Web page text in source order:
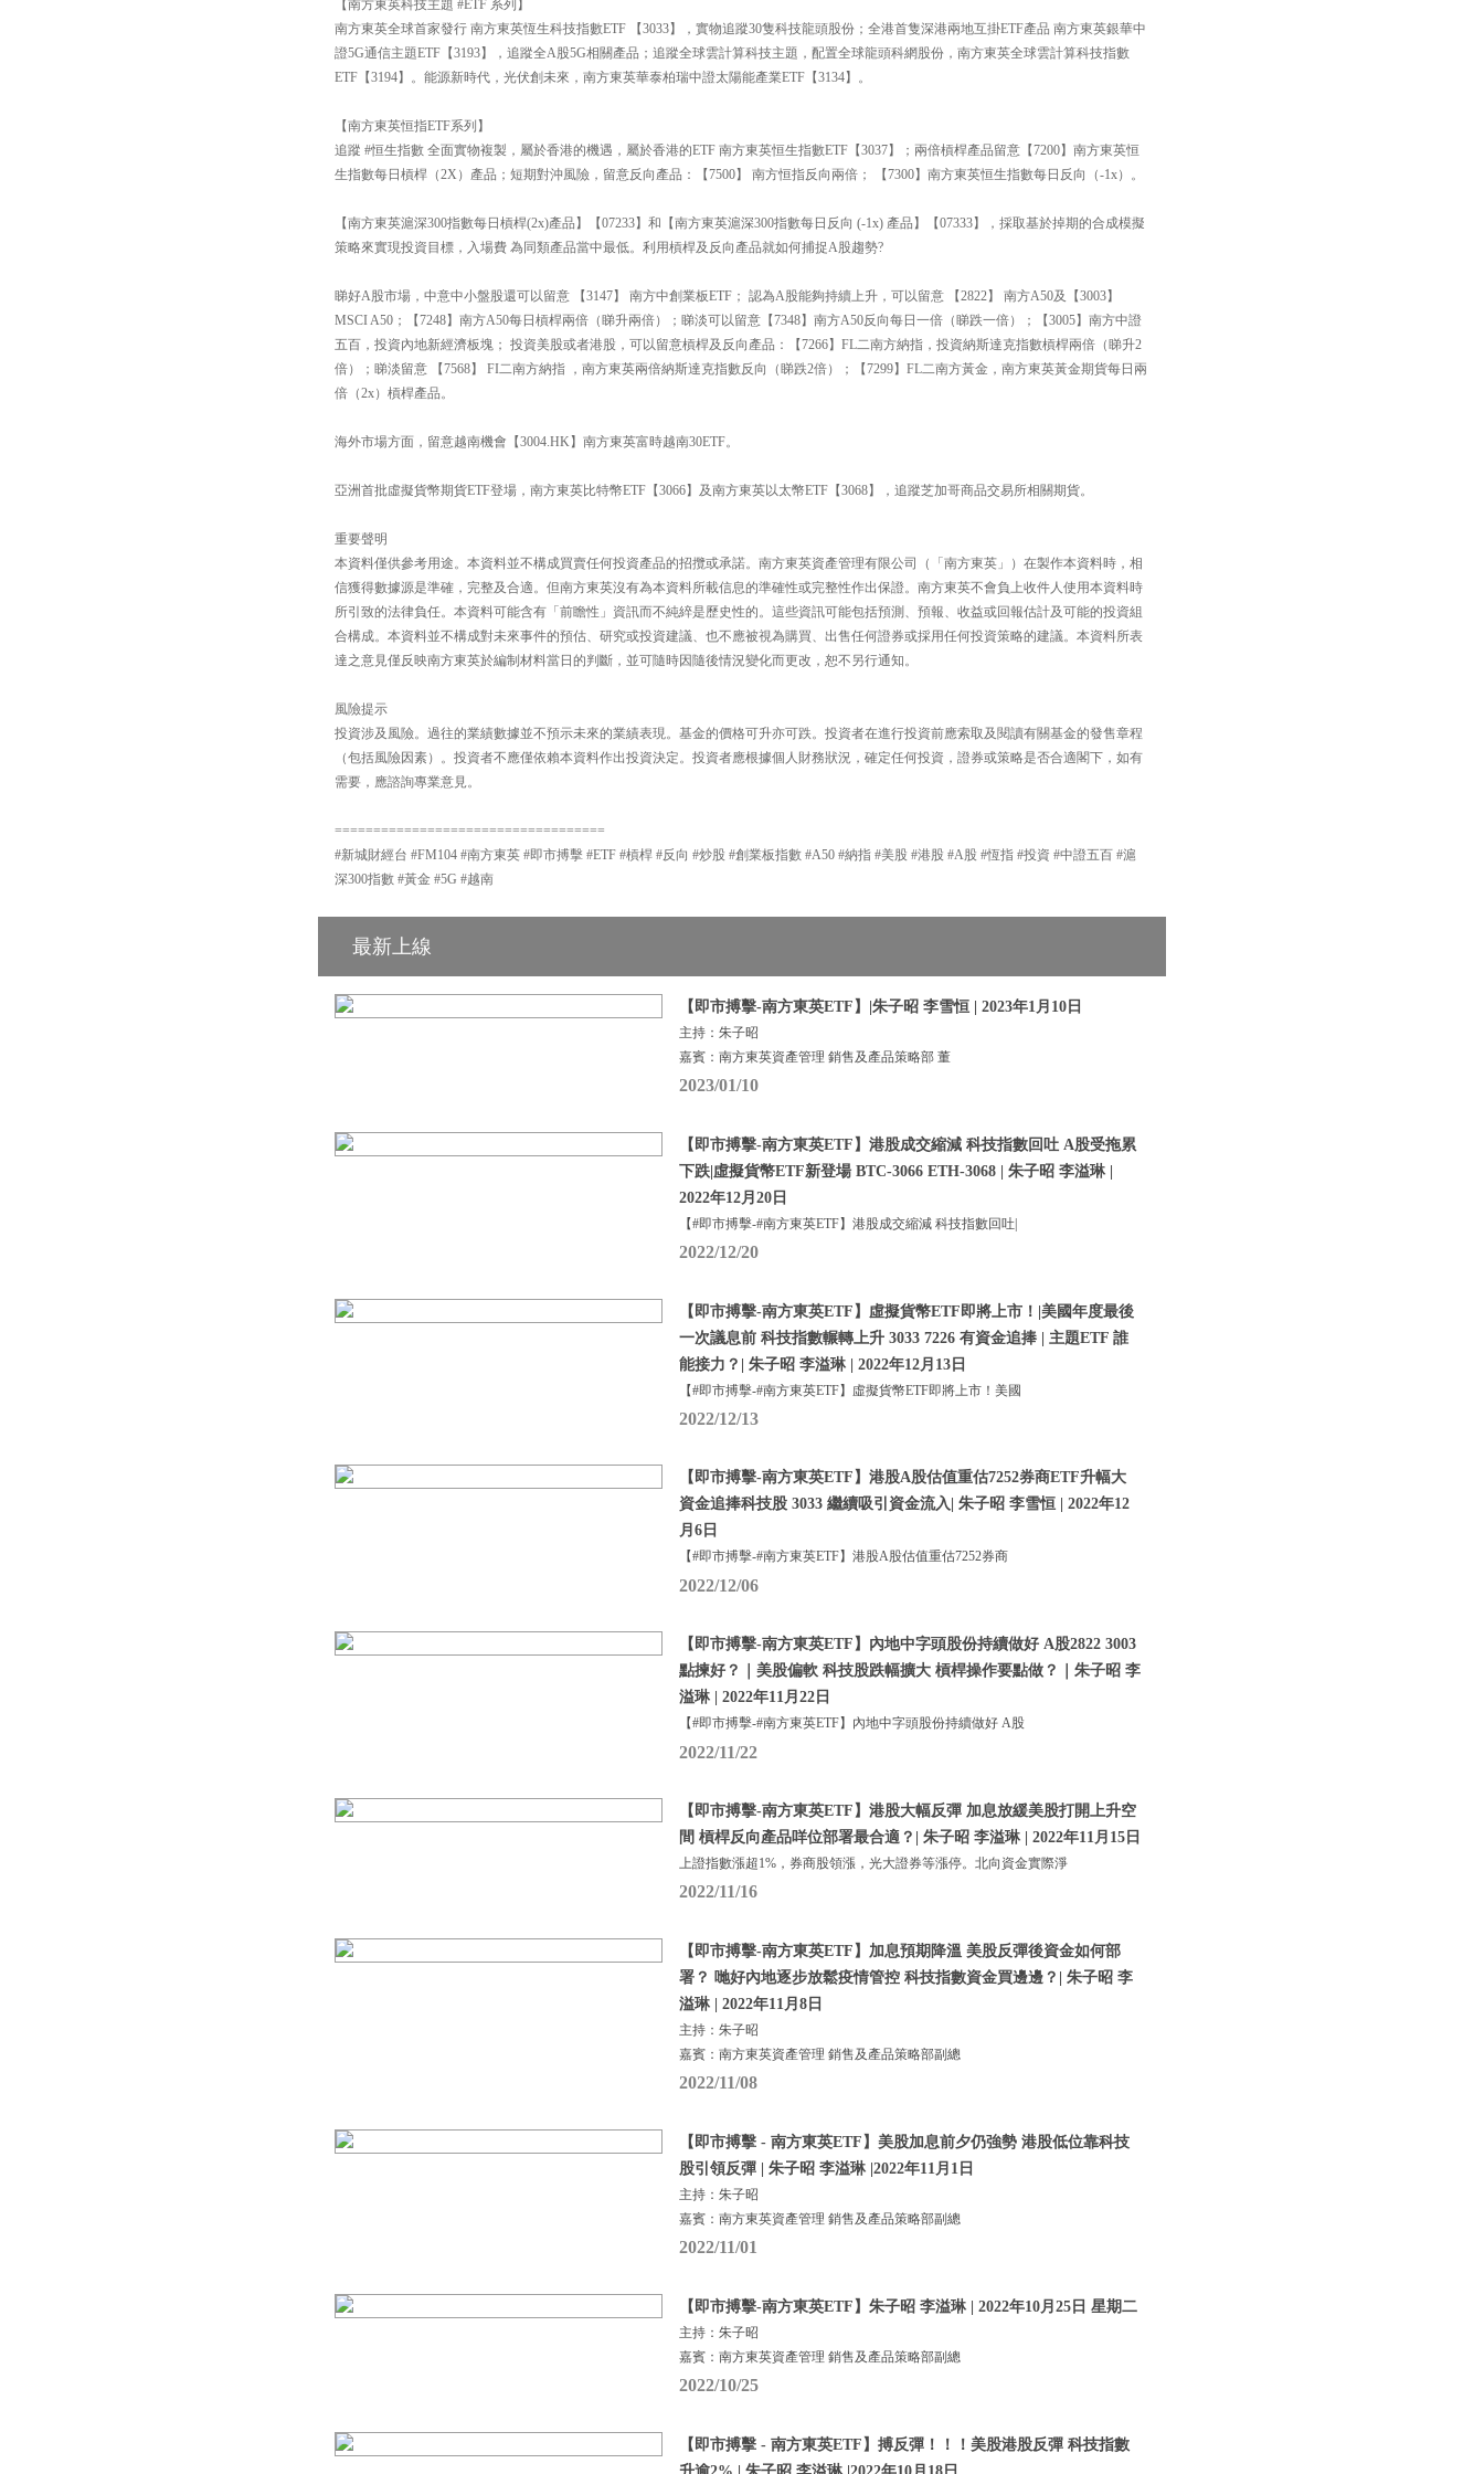
【南方東英科技主題 #ETF 系列】
南方東英全球首家發行 南方東英恆生科技指數ETF 【3033】，實物追蹤30隻科技龍頭股份；全港首隻深港兩地互掛ETF產品 南方東英銀華中
證5G通信主題ETF【3193】，追蹤全A股5G相關產品；追蹤全球雲計算科技主題，配置全球龍頭科網股份，南方東英全球雲計算科技指數
ETF【3194】。能源新時代，光伏創未來，南方東英華泰柏瑞中證太陽能產業ETF【3134】。
【南方東英恒指ETF系列】
追蹤 #恒生指數 全面實物複製，屬於香港的機遇，屬於香港的ETF 南方東英恒生指數ETF【3037】；兩倍槓桿產品留意【7200】南方東英恒
生指數每日槓桿（2X）產品；短期對沖風險，留意反向產品：【7500】 南方恒指反向兩倍； 【7300】南方東英恒生指數每日反向（-1x）。
【南方東英滬深300指數每日槓桿(2x)產品】【07233】和【南方東英滬深300指數每日反向 (-1x) 產品】【07333】，採取基於掉期的合成模擬
策略來實現投資目標，入場費 為同類產品當中最低。利用槓桿及反向產品就如何捕捉A股趨勢?
睇好A股市場，中意中小盤股還可以留意 【3147】 南方中創業板ETF； 認為A股能夠持續上升，可以留意 【2822】 南方A50及【3003】
MSCI A50；【7248】南方A50每日槓桿兩倍（睇升兩倍）；睇淡可以留意【7348】南方A50反向每日一倍（睇跌一倍）；【3005】南方中證
五百，投資內地新經濟板塊； 投資美股或者港股，可以留意槓桿及反向產品：【7266】FL二南方納指，投資納斯達克指數槓桿兩倍（睇升2
倍）；睇淡留意 【7568】 FI二南方納指 ，南方東英兩倍納斯達克指數反向（睇跌2倍）；【7299】FL二南方黃金，南方東英黃金期貨每日兩
倍（2x）槓桿產品。
海外市場方面，留意越南機會【3004.HK】南方東英富時越南30ETF。
亞洲首批虛擬貨幣期貨ETF登場，南方東英比特幣ETF【3066】及南方東英以太幣ETF【3068】，追蹤芝加哥商品交易所相關期貨。
重要聲明
本資料僅供參考用途。本資料並不構成買賣任何投資產品的招攬或承諾。南方東英資產管理有限公司（「南方東英」）在製作本資料時，相
信獲得數據源是準確，完整及合適。但南方東英沒有為本資料所載信息的準確性或完整性作出保證。南方東英不會負上收件人使用本資料時
所引致的法律負任。本資料可能含有「前瞻性」資訊而不純綷是歷史性的。這些資訊可能包括預測、預報、收益或回報估計及可能的投資組
合構成。本資料並不構成對未來事件的預估、研究或投資建議、也不應被視為購買、出售任何證券或採用任何投資策略的建議。本資料所表
達之意見僅反映南方東英於編制材料當日的判斷，並可隨時因隨後情況變化而更改，恕不另行通知。
風險提示
投資涉及風險。過往的業績數據並不預示未來的業績表現。基金的價格可升亦可跌。投資者在進行投資前應索取及閱讀有關基金的發售章程
（包括風險因素）。投資者不應僅依賴本資料作出投資決定。投資者應根據個人財務狀況，確定任何投資，證券或策略是否合適閣下，如有
需要，應諮詢專業意見。
===================================
#新城財經台 #FM104 #南方東英 #即市搏擊 #ETF #槓桿 #反向 #炒股 #創業板指數 #A50 #納指 #美股 #港股 #A股 #恆指 #投資 #中證五百 #滬
深300指數 #黃金 #5G #越南
最新上線
【即市搏擊-南方東英ETF】|朱子昭 李雪恒 | 2023年1月10日
主持：朱子昭
嘉賓：南方東英資產管理 銷售及產品策略部 董
2023/01/10
【即市搏擊-南方東英ETF】港股成交縮減 科技指數回吐 A股受拖累
下跌|虛擬貨幣ETF新登場 BTC-3066 ETH-3068 | 朱子昭 李溢琳 |
2022年12月20日
【#即市搏擊-#南方東英ETF】港股成交縮減 科技指數回吐|
2022/12/20
【即市搏擊-南方東英ETF】虛擬貨幣ETF即將上市！|美國年度最後
一次議息前 科技指數輾轉上升 3033 7226 有資金追捧 | 主題ETF 誰
能接力？| 朱子昭 李溢琳 | 2022年12月13日
【#即市搏擊-#南方東英ETF】虛擬貨幣ETF即將上市！美國
2022/12/13
【即市搏擊-南方東英ETF】港股A股估值重估7252券商ETF升幅大
資金追捧科技股 3033 繼續吸引資金流入| 朱子昭 李雪恒 | 2022年12
月6日
【#即市搏擊-#南方東英ETF】港股A股估值重估7252券商
2022/12/06
【即市搏擊-南方東英ETF】內地中字頭股份持續做好 A股2822 3003
點揀好？｜美股偏軟 科技股跌幅擴大 槓桿操作要點做？｜朱子昭 李
溢琳 | 2022年11月22日
【#即市搏擊-#南方東英ETF】內地中字頭股份持續做好 A股
2022/11/22
【即市搏擊-南方東英ETF】港股大幅反彈 加息放緩美股打開上升空
間 槓桿反向產品咩位部署最合適？| 朱子昭 李溢琳 | 2022年11月15日
上證指數漲超1%，券商股領漲，光大證券等漲停。北向資金實際淨
2022/11/16
【即市搏擊-南方東英ETF】加息預期降溫 美股反彈後資金如何部
署？ 哋好內地逐步放鬆疫情管控 科技指數資金買邊邊？| 朱子昭 李
溢琳 | 2022年11月8日
主持：朱子昭
嘉賓：南方東英資產管理 銷售及產品策略部副總
2022/11/08
【即市搏擊 - 南方東英ETF】美股加息前夕仍強勢 港股低位靠科技
股引領反彈 | 朱子昭 李溢琳 |2022年11月1日
主持：朱子昭
嘉賓：南方東英資產管理 銷售及產品策略部副總
2022/11/01
【即市搏擊-南方東英ETF】朱子昭 李溢琳 | 2022年10月25日 星期二
主持：朱子昭
嘉賓：南方東英資產管理 銷售及產品策略部副總
2022/10/25
【即市搏擊 - 南方東英ETF】搏反彈！！！美股港股反彈 科技指數